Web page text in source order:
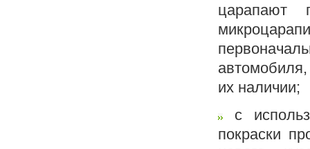
царапают
их наличии;
с
покраски